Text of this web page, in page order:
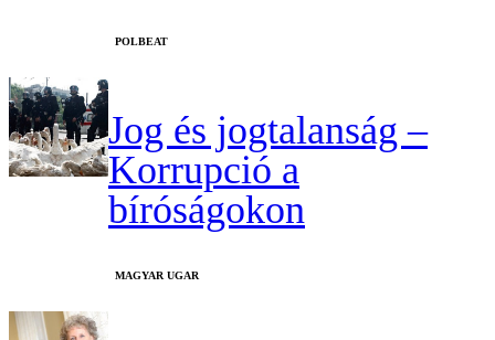
‎POLBEAT
Jog és jogtalanság –
Korrupció a
bíróságokon
MAGYAR UGAR